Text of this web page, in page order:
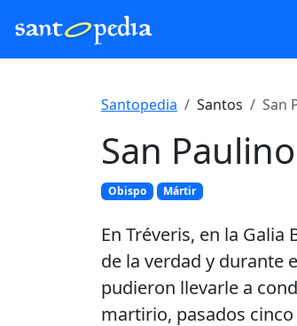
Santopedia Santos San
San
Obispo Mártir
En Tréveris, en la
de la verdad y durante
pudieron llevarle a
martirio, pasados cinco